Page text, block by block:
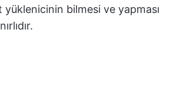
yüklenicinin bilmesi ve yapması